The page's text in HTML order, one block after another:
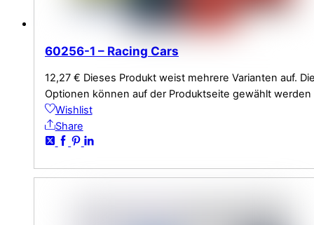
60256-1 – Racing Cars
12,27 € Dieses Produkt weist mehrere Varianten auf.
Optionen können auf der Produktseite gewählt werden
Wishlist
Share